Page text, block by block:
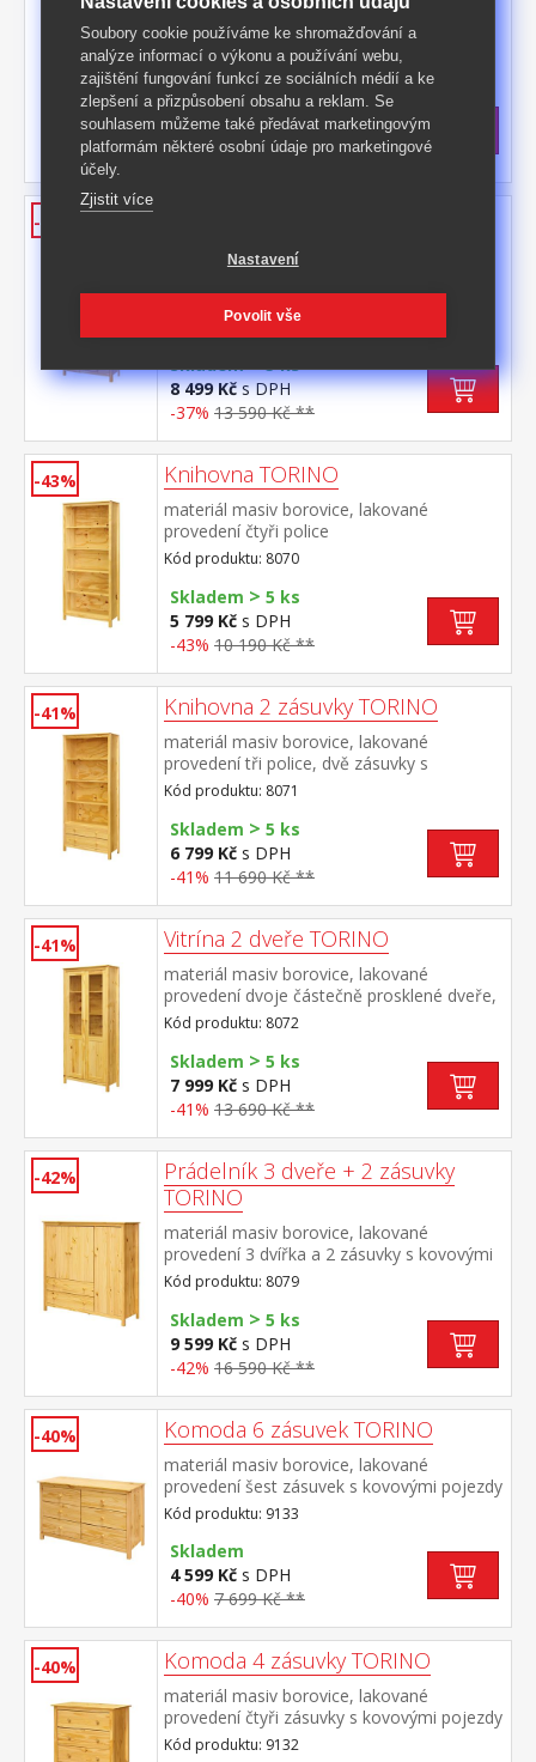
materiál masiv borovice, lakované
provedení 2 dvířka a 2 zásuvky s kovovými
pojezdy
Kód produktu: 8087
Skladem >5 ks
7 699 Kčs DPH
-43% 13 590 Kč **
-37%
provedení dvoje částečně prosklené dveře,
tři police jedna zásuvka s kovovými pojezdy
Kód produktu: 8073
Skladem>5 ks
8 499 Kčs DPH
-37% 13 590 Kč **
-43% Knihovna TORINO
materiál masiv borovice, lakované
provedení čtyři police
Kód produktu: 8070
Skladem > 5 ks
5 799 Kč s DPH
-43% 10 190 Kč **
-41% Knihovna 2 zásuvky TORINO
materiál masiv borovice, lakované
provedení tři police, dvě zásuvky s
kovovými pojezdy
Kód produktu: 8071
Skladem > 5 ks
6 799 Kč s DPH
-41% 11 690 Kč **
-41% Vitrína 2 dveře TORINO
materiál masiv borovice, lakované
provedení dvoje částečně prosklené dveře,
čtyři police
Kód produktu: 8072
Skladem > 5 ks
7 999 Kč s DPH
-41% 13 690 Kč **
-42%
Prádelník 3 dveře + 2 zásuvky
TORINO
materiál masiv borovice, lakované
provedení 3 dvířka a 2 zásuvky s kovovými
pojezdy
Kód produktu: 8079
Skladem > 5 ks
9 599 Kč s DPH
-42% 16 590 Kč **
-40% Komoda 6 zásuvek TORINO
materiál masiv borovice, lakované
provedení šest zásuvek s kovovými pojezdy
Kód produktu: 9133
Skladem
4 599 Kč s DPH
-40% 7 699 Kč **
-40% Komoda 4 zásuvky TORINO
materiál masiv borovice, lakované
provedení čtyři zásuvky s kovovými pojezdy
Kód produktu: 9132
Soubory cookie používáme ke shromažďování a
analýze informací o výkonu a používání webu,
zajištění fungování funkcí ze sociálních médií a ke
zlepšení a přizpůsobení obsahu a reklam. Se
souhlasem můžeme také předávat marketingovým
platformám některé osobní údaje pro marketingové
účely.
Zjistit více
Nastavení
Povolit vše